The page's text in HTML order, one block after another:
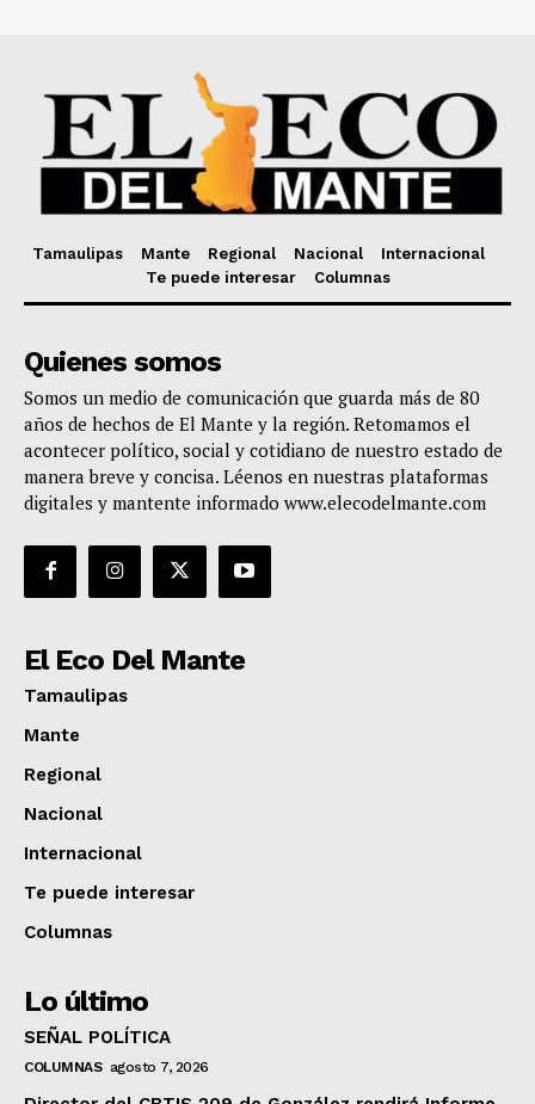
Tamaulipas Mante Regional Nacional
Internacional
Te puede interesar
Columnas
Quienes somos
Somos un medio de comunicación que guarda más de 80
años de hechos de El Mante y la región. Retomamos el
acontecer político, social y cotidiano de nuestro estado de
manera breve y concisa. Léenos en nuestras plataformas
digitales y mantente informado www.elecodelmante.com
El Eco Del Mante
Tamaulipas
Mante
Regional
Nacional
Internacional
Te puede interesar
Columnas
Lo último
SEÑAL POLÍTICA
COLUMNAS agosto 7, 2026